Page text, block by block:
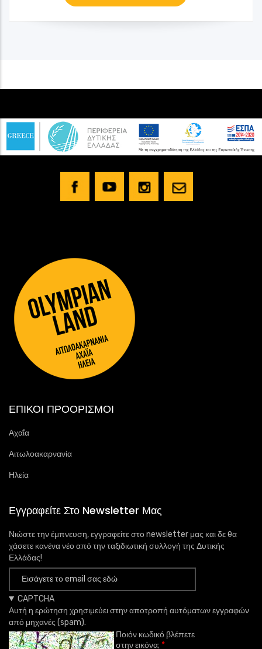
ΕΠΙΚΟΙ ΠΡΟΟΡΙΣΜΟΙ
Αχαΐα
Αιτωλοακαρνανία
Ηλεία
Εγγραφείτε Στο Newsletter Μας
Νιώστε την έμπνευση, εγγραφείτε στο newsletter μας και δε θα
χάσετε κανένα νέο από την ταξιδιωτική συλλογή της Δυτικής
Ελλάδας!
CAPTCHA
Αυτή η ερώτηση χρησιμεύει στην αποτροπή αυτόματων εγγραφών
από μηχανές (spam).
Ποιόν κωδικό βλέπετε
στην εικόνα;